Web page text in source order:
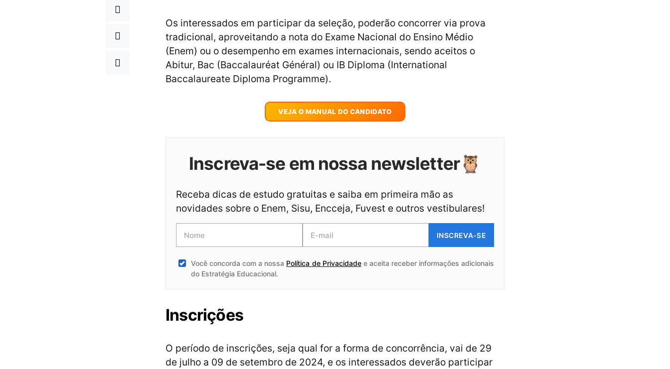
Os interessados em participar da seleção, poderão concorrer via prova
tradicional, aproveitando a nota do Exame Nacional do Ensino Médio
(Enem) ou o desempenho em exames internacionais, sendo aceitos o
Abitur, Bac (Baccalauréat Général) ou IB Diploma (International
Baccalaureate Diploma Programme).
VEJA O MANUAL DO CANDIDATO
Inscreva-se em nossa newsletter🦉
Receba dicas de estudo gratuitas e saiba em primeira mão as
novidades sobre o Enem, Sisu, Encceja, Fuvest e outros vestibulares!
INSCREVA-SE
Você concorda com a nossa Política de Privacidadee aceita receber informações adicionais
do Estratégia Educacional.
Inscrições
O período de inscrições, seja qual for a forma de concorrência, vai de 29
de julho a 09 de setembro de 2024, e os interessados deverão participar